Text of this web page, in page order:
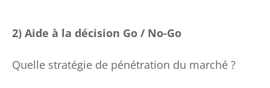
2) Aide à la décision Go / No-Go
Quelle stratégie de pénétration du marché ?